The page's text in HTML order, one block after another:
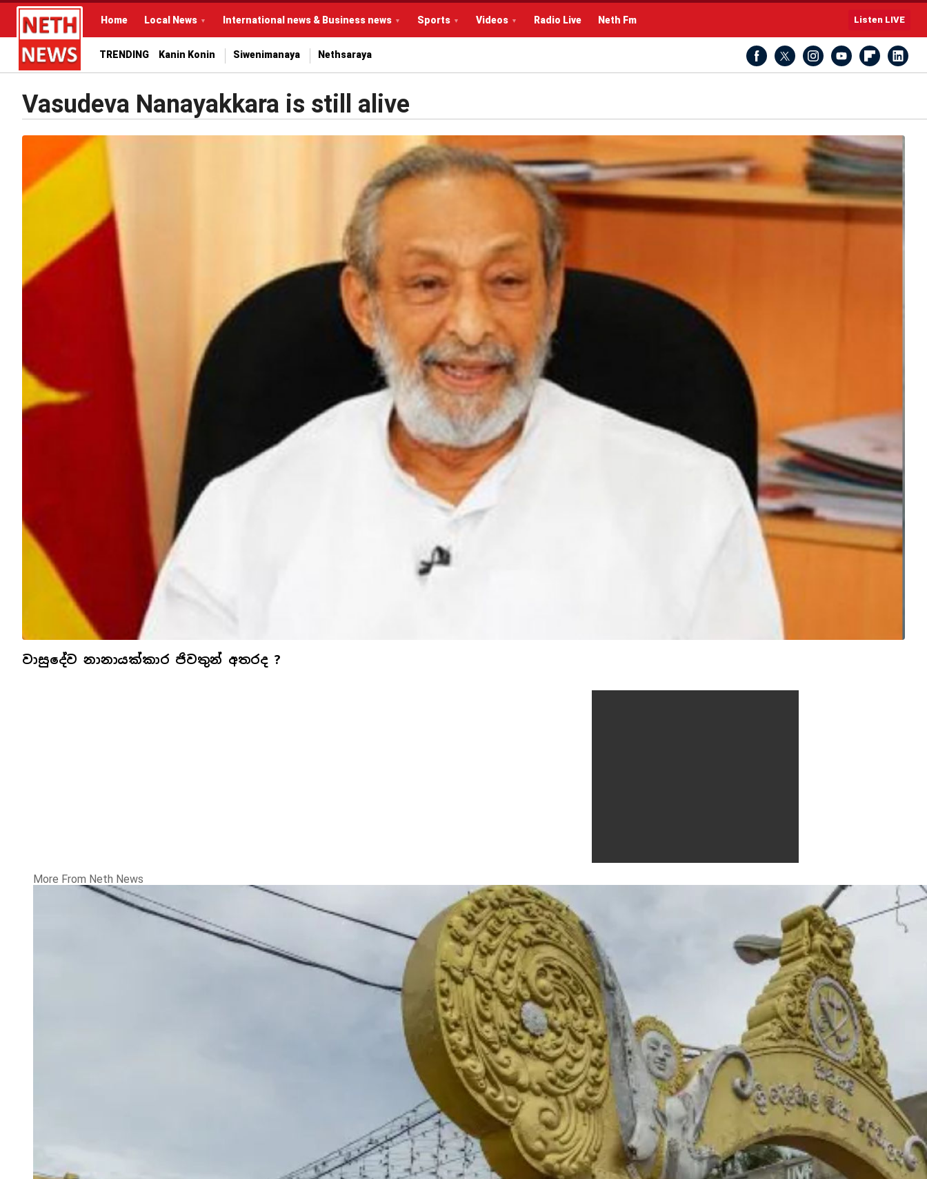
Home Local News International news & Business news Sports Videos Radio Live Neth Fm Listen LIVE
TRENDING Kanin Konin Siwenimanaya Nethsaraya
Vasudeva Nanayakkara is still alive
වාසුදේව නානායක්කාර ජිවතුන් අතරද ?
More From Neth News